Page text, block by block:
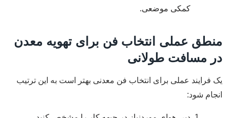
کمکی موضعی.
منطق عملی انتخاب فن برای تهویه معدن
در مسافت طولانی
یک فرایند عملی برای انتخاب فن معدنی بهتر است به این ترتیب
انجام شود: